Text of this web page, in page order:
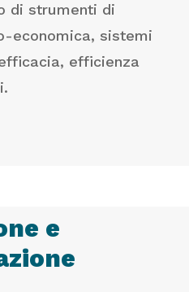
di strumenti di
economica, sistemi
efficienza
e